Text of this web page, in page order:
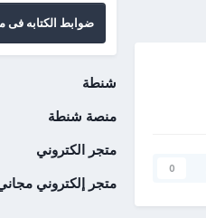
0
ضوابط الكتابه فى
شنطة
منصة شنطة
متجر الكتروني
متجر إلكتروني